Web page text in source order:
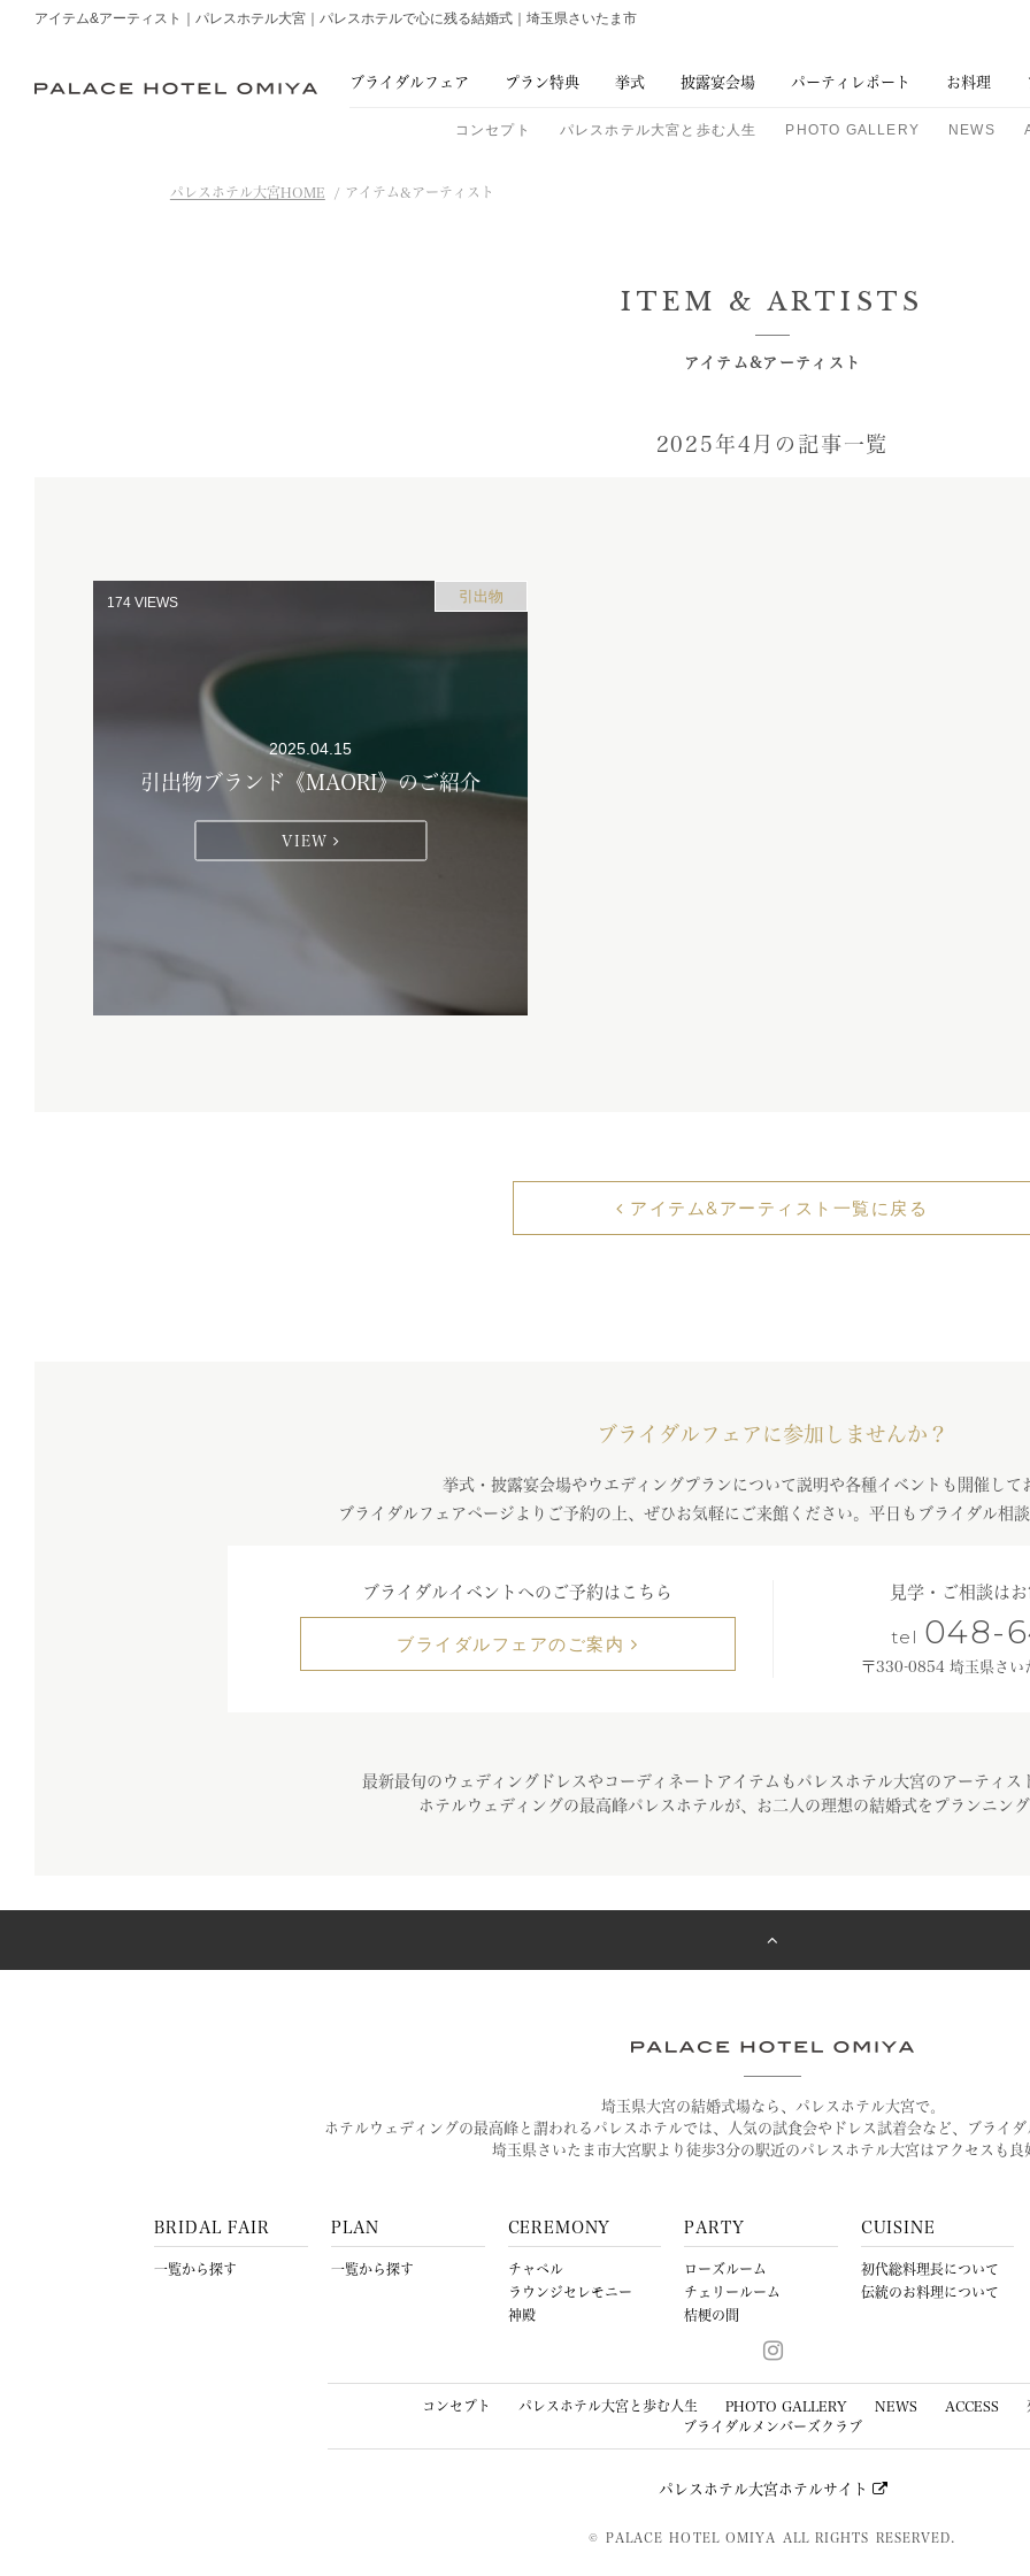
アイテム&アーティスト｜パレスホテル大宮｜パレスホテルで心に残る結婚式｜埼玉県さいたま市
ブライダル フェア プラン特典 挙式 披露宴会場 パーティレポート お料理
コンセプト パレスホテル大宮と歩む人生 PHOTO GALLERY NEWS
パレスホテル大宮HOME アイテム&アーティスト
ITEM & ARTISTS
アイテム&アーティスト
2025年4月の記事一覧
引出物
174 VIEWS
2025.04.15
引出物ブランド《MAORI》のご紹介
VIEW
アイテム&アーティスト一覧に戻る
ブライダルフェアに参加しませんか？
挙式・披露宴会場やウエディングプランについて説明や各種イベントも開催して
ブライダルフェアページよりご予約の上、ぜひお気軽にご来館ください。平日もブライダル相
ブライダルイベントへのご予約はこちら
ブライダルフェアのご案内
見学・ご相談は
tel 048-
〒330-0854 埼玉県さい
最新最旬のウェディングドレスやコーディネートアイテムもパレスホテル大宮のアーティス
ホテルウェディングの最高峰パレスホテルが、お二人の理想の結婚式をプランニング
埼玉県大宮の結婚式場なら、パレスホテル大宮で。
ホテルウェディングの最高峰と謂われるパレスホテルでは、人気の試食会やドレス試着会など、ブライダ
埼玉県さいたま市大宮駅より徒歩3分の駅近のパレスホテル大宮はアクセスも良
BRIDAL FAIR
一覧から探す
PLAN
一覧から探す
CEREMONY
チャペル
ラウンジセレモニー
神殿
PARTY
ローズルーム
チェリールーム
桔梗の間
CUISINE
初代総料理長について
伝統のお料理について
コンセプト パレスホテル大宮と歩む人生 PHOTO GALLERY NEWS ACCESS
ブライダルメンバーズクラブ
パレスホテル大宮ホテルサイト
© PALACE HOTEL OMIYA ALL RIGHTS RESERVED.